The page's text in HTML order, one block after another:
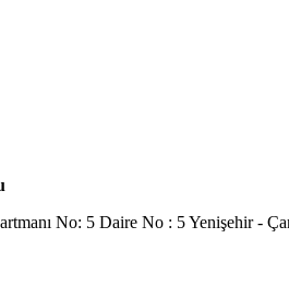
No: 5 Daire No : 5 Yenişehir -